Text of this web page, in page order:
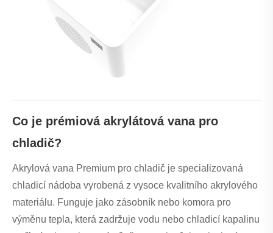
Co je prémiová akrylátová vana pro
chladič?
Akrylová vana Premium pro chladič je specializovaná
chladicí nádoba vyrobená z vysoce kvalitního akrylového
materiálu. Funguje jako zásobník nebo komora pro
výměnu tepla, která zadržuje vodu nebo chladicí kapalinu